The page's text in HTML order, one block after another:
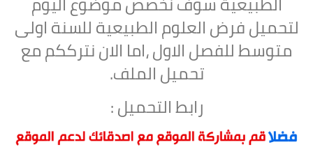
لتحميلفرض العلوم الطبيعية للسنة اولى
متوسط للفصل الاول ،اما الان نترككم مع
تحميل الملف.
رابط التحميل :